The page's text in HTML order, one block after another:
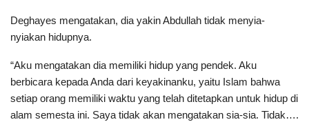
Deghayes mengatakan, dia yakin Abdullah tidak menyia-
nyiakan hidupnya.
“Aku mengatakan dia memiliki hidup yang pendek. Aku
berbicara kepada Anda dari keyakinanku, yaitu Islam bahwa
setiap orang memiliki waktu yang telah ditetapkan untuk hidup di
alam semesta ini. Saya tidak akan mengatakan sia-sia. Tidak….